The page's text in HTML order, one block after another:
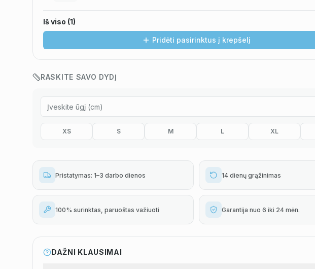
Iš viso (1)
Pridėti pasirinktus į krepšelį
RASKITE SAVO DYDĮ
XS S M L XL
Pristatymas: 1–3 darbo dienos 14 dienų grąžinimas
100% surinktas, paruoštas važiuoti Garantija nuo 6 iki 24 mėn.
DAŽNI KLAUSIMAI
Pavyzdžiui, skolinantis389,00€, kai sutartis sudaroma12mėn. terminui, metinė palūkanų norma –